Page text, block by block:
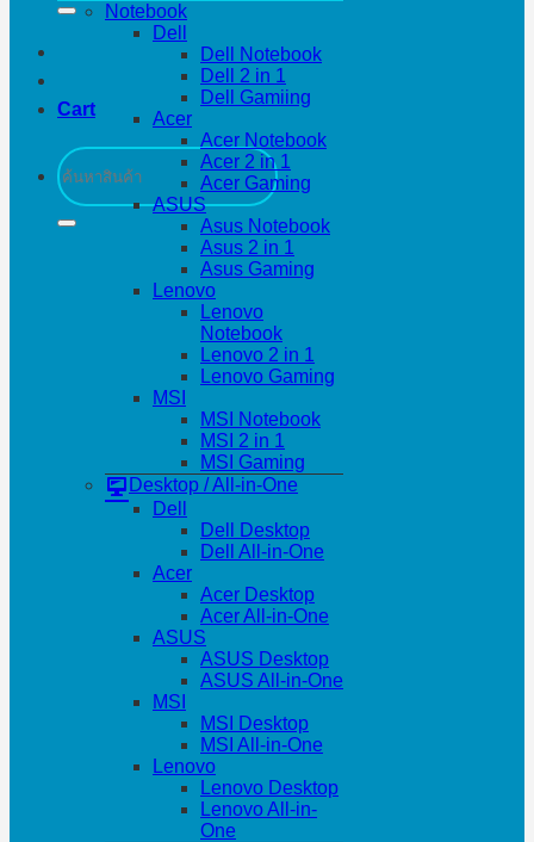
Cart
Search
for:
Notebook
Dell
Dell Notebook
Dell 2 in 1
Dell Gamiing
Acer
Acer Notebook
Acer 2 in 1
Acer Gaming
ASUS
Asus Notebook
Asus 2 in 1
Asus Gaming
Lenovo
Lenovo
Notebook
Lenovo 2 in 1
Lenovo Gaming
MSI
MSI Notebook
MSI 2 in 1
MSI Gaming
Desktop / All-in-One
Dell
Dell Desktop
Dell All-in-One
Acer
Acer Desktop
Acer All-in-One
ASUS
ASUS Desktop
ASUS All-in-One
MSI
MSI Desktop
MSI All-in-One
Lenovo
Lenovo Desktop
Lenovo All-in-
One